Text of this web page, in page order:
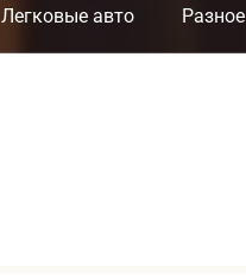
Легковые авто Разное